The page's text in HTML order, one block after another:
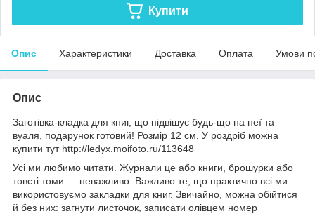
Купити
Опис Характеристики Доставка Оплата Умови
Опис
Заготівка-кладка для книг, що підвішує будь-що на неї та
вуаля, подарунок готовий! Розмір 12 см. У роздріб можна
купити тут http://ledyx.moifoto.ru/113648
Усі ми любимо читати. Журнали це або книги, брошурки або
товсті томи — неважливо. Важливо те, що практично всі ми
використовуємо закладки для книг. Звичайно, можна обійтися
й без них: загнути листочок, записати олівцем номер